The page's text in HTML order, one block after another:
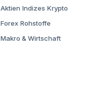
Aktien Indizes Krypto
Forex Rohstoffe
Makro & Wirtschaft